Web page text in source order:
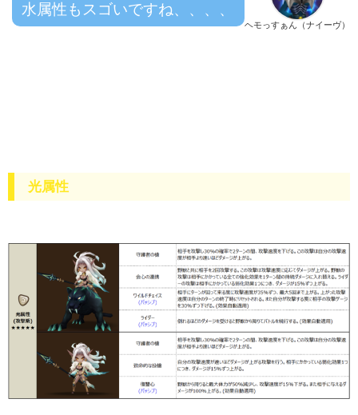
ヘモっすぁん（ナイーヴ）
水属性もスゴいですね、、、、
光属性